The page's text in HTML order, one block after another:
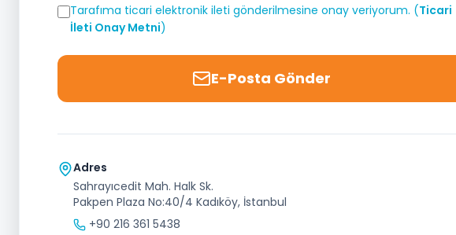
Tarafıma ticari elektronik ileti gönderilmesine onay veriyorum. (Ticari
İleti Onay Metni)
E-Posta Gönder
Adres
Sahrayıcedit Mah. Halk Sk.
Pakpen Plaza No:40/4 Kadıköy, İstanbul
+90 216 361 5438